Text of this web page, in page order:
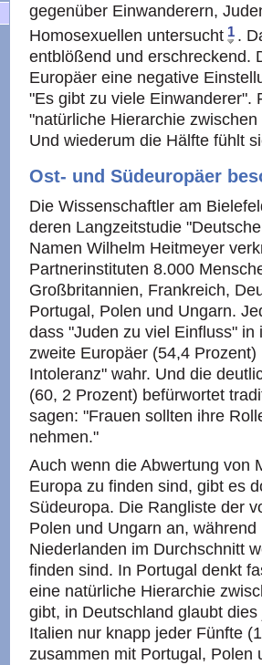
gegenüber Einwanderern,
Homosexuellen untersucht 1 .
entblößend und erschreckend.
Europäer eine negative
"Es gibt zu viele Einwanderer".
"natürliche Hierarchie
Und wiederum die Hälfte fühlt
Ost- und Südeuropäer
Die Wissenschaftler am
deren Langzeitstudie
Namen Wilhelm Heitmeyer
Partnerinstituten 8.000
Großbritannien, Frankreich,
Portugal, Polen und Ungarn.
dass "Juden zu viel Einfluss"
zweite Europäer (54,4
Intoleranz" wahr. Und die
(60, 2 Prozent) befürwortet
sagen: "Frauen sollten ihre
nehmen."
Auch wenn die Abwertung von
Europa zu finden sind, gibt es
Südeuropa. Die Rangliste der
Polen und Ungarn an,
Niederlanden im Durchschnitt
finden sind. In Portugal denkt
eine natürliche Hierarchie
gibt, in Deutschland glaubt
Italien nur knapp jeder Fünfte
zusammen mit Portugal, Polen